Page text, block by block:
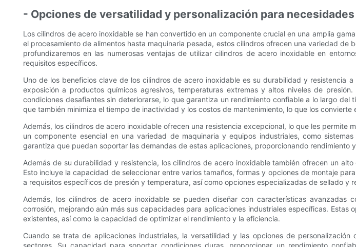
- Opciones de versatilidad y personalización para
Los cilindros de acero inoxidable se han convertido en un componente crucial en una amplia
el procesamiento de alimentos hasta maquinaria pesada, estos cilindros ofrecen una variedad
profundizaremos en las numerosas ventajas de utilizar cilindros de acero inoxidable en
requisitos específicos.
Uno de los beneficios clave de los cilindros de acero inoxidable es su durabilidad y resistencia
exposición a productos químicos agresivos, temperaturas extremas y altos niveles de
condiciones desafiantes sin deteriorarse, lo que garantiza un rendimiento confiable a lo largo
que también minimiza el tiempo de inactividad y los costos de mantenimiento, lo que los
Además, los cilindros de acero inoxidable ofrecen una resistencia excepcional, lo que les
un componente esencial en una variedad de maquinaria y equipos industriales, como
garantiza que puedan soportar las demandas de estas aplicaciones, proporcionando rendimiento
Además de su durabilidad y resistencia, los cilindros de acero inoxidable también ofrecen un
Esto incluye la capacidad de seleccionar entre varios tamaños, formas y opciones de montaje
a requisitos específicos de presión y temperatura, así como opciones especializadas de sellado
Además, los cilindros de acero inoxidable se pueden diseñar con características avanzadas
corrosión, mejorando aún más sus capacidades para aplicaciones industriales específicas.
existentes, así como la capacidad de optimizar el rendimiento y la eficiencia.
Cuando se trata de aplicaciones industriales, la versatilidad y las opciones de